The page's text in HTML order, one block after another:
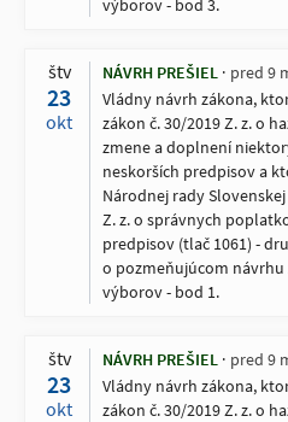
výborov - bod 3.
štv
23
okt
NÁVRH PREŠIEL
pred 9
Vládny návrh zákona,
zákon č. 30/2019 Z. z. o
zmene a doplnení
neskorších predpisov a
Národnej rady
Z. z. o správnych
predpisov (tlač 1061) -
o pozmeňujúcom
výborov - bod 1.
štv
23
okt
NÁVRH PREŠIEL
pred 9
Vládny návrh zákona,
zákon č. 30/2019 Z. z. o